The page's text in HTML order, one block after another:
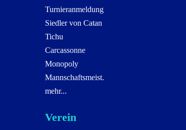
Turnieranmeldung
Siedler von Catan
Tichu
Carcassonne
Monopoly
Mannschaftsmeist.
mehr...
Verein